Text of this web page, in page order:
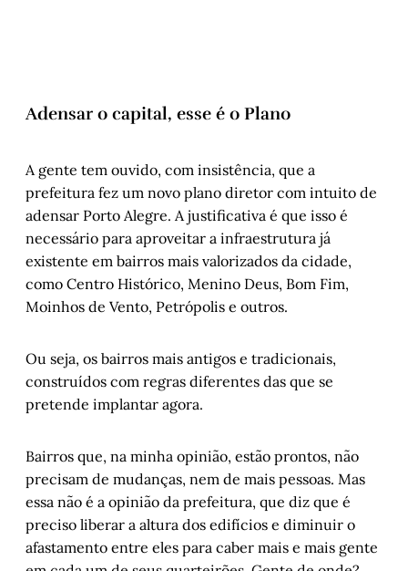
Adensar o capital, esse é o Plano
A gente tem ouvido, com insistência, que a
prefeitura fez um novo plano diretor com intuito de
adensar Porto Alegre. A justificativa é que isso é
necessário para aproveitar a infraestrutura já
existente em bairros mais valorizados da cidade,
como Centro Histórico, Menino Deus, Bom Fim,
Moinhos de Vento, Petrópolis e outros.
Ou seja, os bairros mais antigos e tradicionais,
construídos com regras diferentes das que se
pretende implantar agora.
Bairros que, na minha opinião, estão prontos, não
precisam de mudanças, nem de mais pessoas. Mas
essa não é a opinião da prefeitura, que diz que é
preciso liberar a altura dos edifícios e diminuir o
afastamento entre eles para caber mais e mais gente